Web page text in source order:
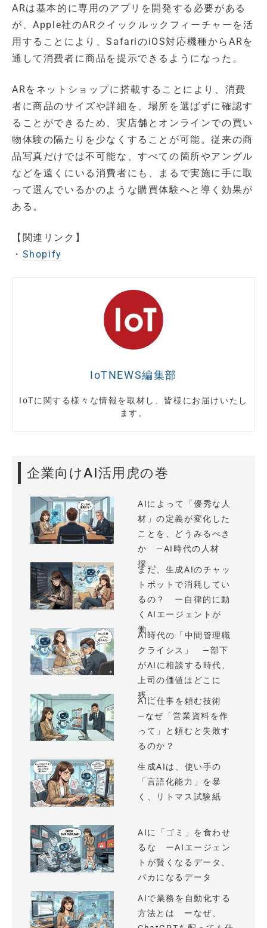
ARは基本的に専用のアプリを開発する必要がある
が、Apple社のARクイックルックフィーチャーを活
用することにより、SafariのiOS対応機種からARを
通して消費者に商品を提示できるようになった。
ARをネットショップに搭載することにより、消費
者に商品のサイズや詳細を、場所を選ばずに確認す
ることができるため、実店舗とオンラインでの買い
物体験の隔たりを少なくすることが可能。従来の商
品写真だけでは不可能な、すべての箇所やアングル
などを遠くにいる消費者にも、まるで実施に手に取
って選んでいるかのような購買体験へと導く効果が
ある。
【関連リンク】
・ Shopify
IoTNEWS編集部
IoTに関する様々な情報を取材し、皆様にお届けいたし
ます。
企業向けAI活用虎の巻
AIによって「優秀な人
材」の定義が変化した
ことを、どうみるべき
か —AI時代の人材
採...
まだ、生成AIのチャッ
トボットで消耗してい
るの？ ー自律的に動
くAIエージェントが
働...
AI時代の「中間管理職
クライシス」 —部下
がAIに相談する時代、
上司の価値はどこに
残...
AIに仕事を頼む技術
—なぜ「営業資料を作
って」と頼むと失敗す
るのか？
生成AIは、使い手の
「言語化能力」を暴
く、リトマス試験紙
AIに「ゴミ」を食わせ
るな ーAIエージェン
トが賢くなるデータ、
バカになるデータ
AIで業務を自動化する
方法とは ーなぜ、